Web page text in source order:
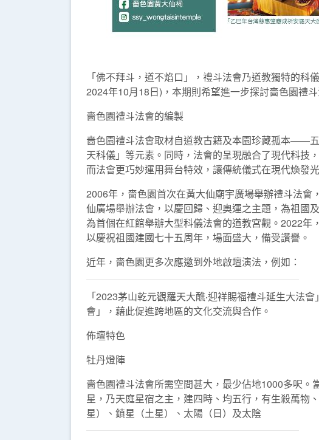
「佛不拜斗，道不焰口」，禮斗法會乃道教獨特的
2024年10月18日)，本期則希望進一步探討嗇色園禮
嗇色園禮斗法會的編製
嗇色園禮斗法會取材自道教古籍及本園珍藏孤本——
天科儀」等元素。同時，法會的呈現融合了現代科技
而法會更巧妙運用舞台特效，讓傳統儀式在現代煥發
2006年，嗇色園首次在黃大仙廟宇廣場舉辦禮斗法
仙廣場舉辦法會，以慶回歸、迎奧運之主題，為祖國
為首個在紅館舉辦大型科儀法會的道教宮觀。2022年
以慶祝祖國建國七十五周年，場面盛大，備受讚譽。
近年，嗇色園更多次應邀到外地啟壇演法，例如：
「2023茅山乾元觀羅天大醮‧迎祥賜福禮斗延生大法
會」，藉此促進跨地區的文化交流與合作。
佈壇特色
牡丹燈陣
嗇色園禮斗法會所需空間甚大，最少佔地1000多呎
星，乃天庭星宿之主，建四時、均五行，有生殺萬物
星）、鎮星（土星）、太陽（日）及太陰